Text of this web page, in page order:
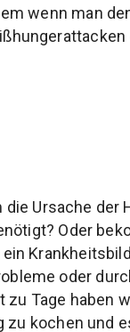
wenn man
Ursache der
Oder
oder
Tage haben
zu kochen und